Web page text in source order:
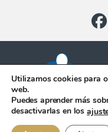
a
Utilizamos cookies para
web.
Puedes aprender más
desactivarlas en los